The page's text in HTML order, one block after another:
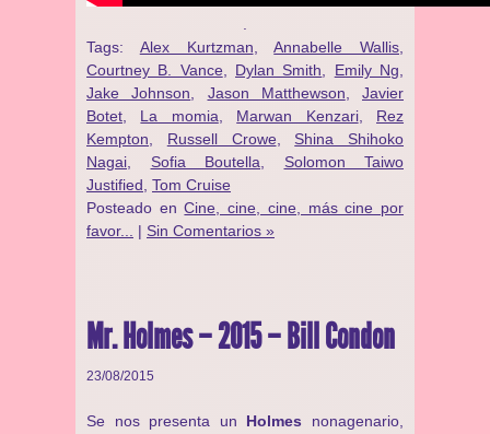
Tags: Alex Kurtzman ,Annabelle Wallis
Courtney B. Vance
Dylan Smith Emily Ng
Jake Johnson
Jason Matthewson
Javier
Botet
La momia Marwan Kenzari, Rez
Kempton
Russell Crowe, Shina Shihoko
Nagai
Sofia Boutella
Solomon Taiwo
Justified Tom Cruise
Posteado enCine, cine, cine, más cine por
favor...
| Sin Comentarios »
Mr. Holmes – 2015 – Bill Condon
23/08/2015
Se nos presenta un Holmes nonagenario,